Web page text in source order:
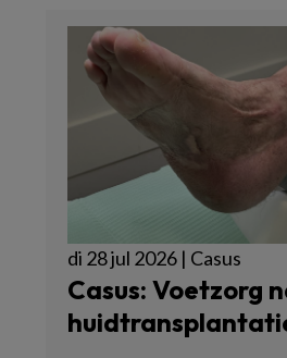
di 28 jul 2026 | Casus
Casus: Voetzorg